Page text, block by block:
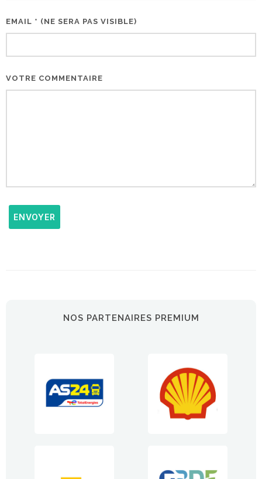
EMAIL * (NE SERA PAS VISIBLE)
VOTRE COMMENTAIRE
ENVOYER
NOS PARTENAIRES PREMIUM